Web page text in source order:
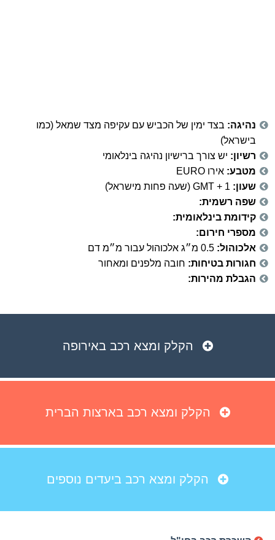
נהיגה: בצד ימין של הכביש עם עקיפה מצד שמאל (כמו
בישראל)
רשיון: יש צורך ברישיון נהיגה בינלאומי
מטבע: אירו EURO
שעון: GMT + 1 (שעה פחות מישראל)
שפה רשמית:
קידומת בינלאומית:
מספרי חירום:
אלכוהול: 0.5 מ״ג אלכוהול עבור מ״מ דם
חגורות בטיחות: חובה מלפנים ומאחור
הגבלת מהירות:
הקלק ומצא רכב באירופה
הקלק ומצא רכב בארצות הברית
הקלק ומצא רכב ביעדים נוספים